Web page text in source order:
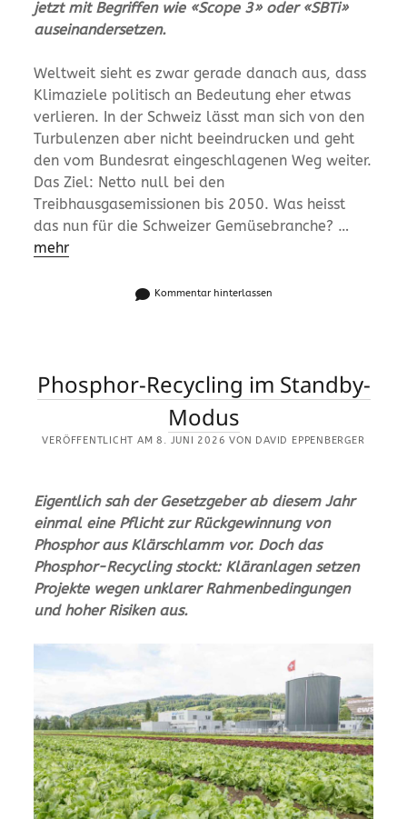
jetzt mit Begriffen wie «Scope 3» oder «SBTi»
auseinandersetzen.
Weltweit sieht es zwar gerade danach aus, dass
Klimaziele politisch an Bedeutung eher etwas
verlieren. In der Schweiz lässt man sich von den
Turbulenzen aber nicht beeindrucken und geht
den vom Bundesrat eingeschlagenen Weg weiter.
Das Ziel: Netto null bei den
Treibhausgasemissionen bis 2050. Was heisst
das nun für die Schweizer Gemüsebranche? …
mehr
Kommentar hinterlassen
Phosphor-Recycling im Standby-
Modus
VERÖFFENTLICHT AM 8. JUNI 2026 VON DAVID EPPENBERGER
Eigentlich sah der Gesetzgeber ab diesem Jahr
einmal eine Pflicht zur Rückgewinnung von
Phosphor aus Klärschlamm vor. Doch das
Phosphor-Recycling stockt: Kläranlagen setzen
Projekte wegen unklarer Rahmenbedingungen
und hoher Risiken aus.